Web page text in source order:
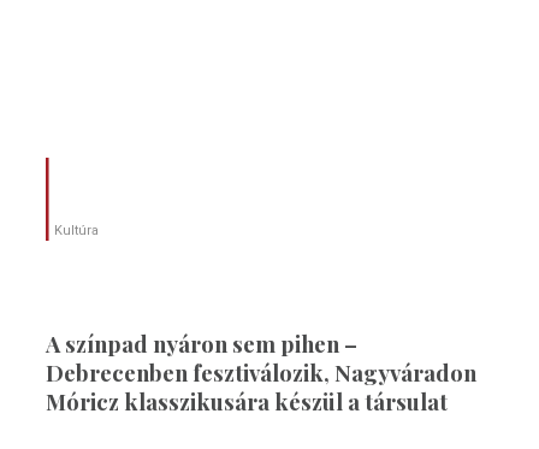
Kultúra
A színpad nyáron sem pihen –
Debrecenben fesztiválozik, Nagyváradon
Móricz klasszikusára készül a társulat